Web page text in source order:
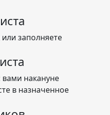
заполняете
вами накануне
в назначенное